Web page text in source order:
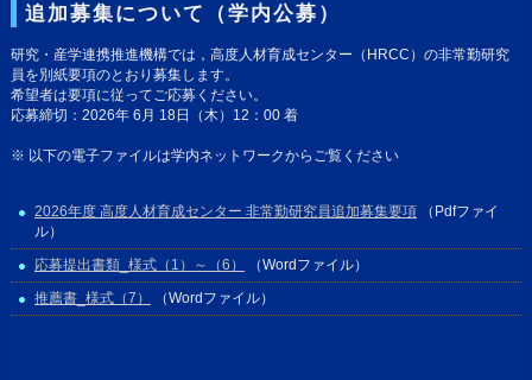
追加募集について（学内公募）
研究・産学連携推進機構では，高度人材育成センター（HRCC）の非常勤研究
員を別紙要項のとおり募集します。
希望者は要項に従ってご応募ください。
応募締切：2026年 6月 18日（木）12：00 着
※ 以下の電子ファイルは学内ネットワークからご覧ください
2026年度 高度人材育成センター 非常勤研究員追加募集要項（Pdfファイ
ル）
応募提出書類_様式（1）～（6）
（Wordファイル）
推薦書_様式（7）
（Wordファイル）